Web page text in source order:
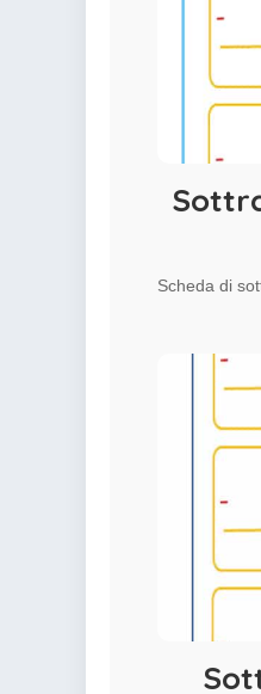
Scheda di